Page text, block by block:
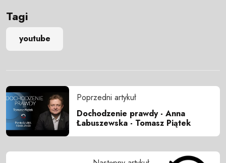
Tagi
youtube
Poprzedni artykuł
Dochodzenie prawdy - Anna
Łabuszewska - Tomasz Piątek